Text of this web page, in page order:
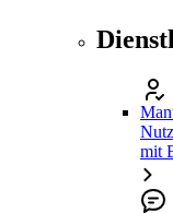
mit